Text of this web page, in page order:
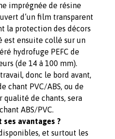
imprégnée de résine
d’un film transparent
la protection des décors
est ensuite collé sur un
hydrofuge PEFC de
(de 14 à 100 mm).
donc le bord avant,
chant PVC/ABS, ou de
de chants, sera
ABS/PVC.
avantages ?
et surtout les